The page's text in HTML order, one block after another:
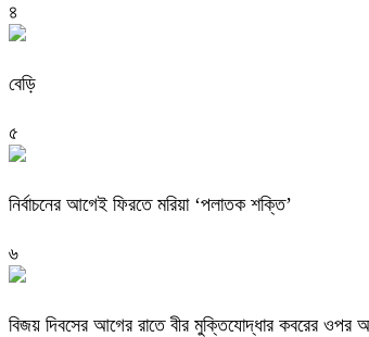
৪
বেড়ি
৫
নির্বাচনের আগেই ফিরতে মরিয়া ‘পলাতক শক্তি’
৬
বিজয় দিবসের আগের রাতে বীর মুক্তিযোদ্ধার কবরের ওপর